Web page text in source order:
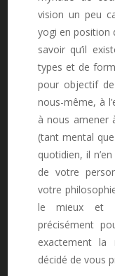
vision un peu
yogi en position
savoir qu’il
types et de
pour objectif
nous-même, à
à nous amener
(tant mental
quotidien, il
de votre
votre
le mieux et
précisément
exactement la
décidé de vous